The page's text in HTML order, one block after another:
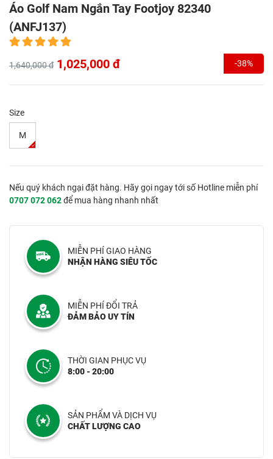
Áo Golf Nam Ngắn Tay Footjoy 82340
(ANFJ137)
1,640,000 đ 1,025,000 đ -38%
Size
M
Nếu quý khách ngại đặt hàng. Hãy gọi ngay tới số Hotline miễn phí
0707 072 062để mua hàng nhanh nhất
MIỄN PHÍ GIAO HÀNG
NHẬN HÀNG SIÊU TỐC
MIỄN PHÍ ĐỔI TRẢ
ĐẢM BẢO UY TÍN
THỜI GIAN PHỤC VỤ
8:00 - 20:00
SẢN PHẨM VÀ DỊCH VỤ
CHẤT LƯỢNG CAO